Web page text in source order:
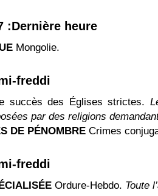
:Dernière heure
Mongolie.
freddi
succès des Églises strictes.
par des religions
DE PÉNOMBRE Crimes
freddi
Ordure-Hebdo. Toute